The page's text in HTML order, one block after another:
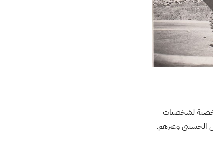
شخصية لشخصيات
الحسيني وغيرهم.